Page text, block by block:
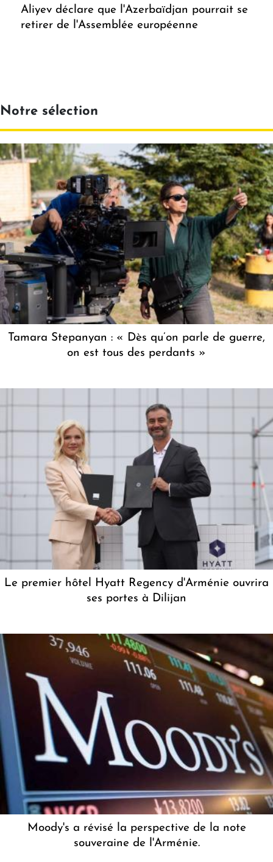
Aliyev déclare que l'Azerbaïdjan pourrait se
retirer de l'Assemblée européenne
Notre sélection
Tamara Stepanyan : « Dès qu’on parle de guerre,
on est tous des perdants »
Le premier hôtel Hyatt Regency d'Arménie ouvrira
ses portes à Dilijan
Moody's a révisé la perspective de la note
souveraine de l'Arménie.